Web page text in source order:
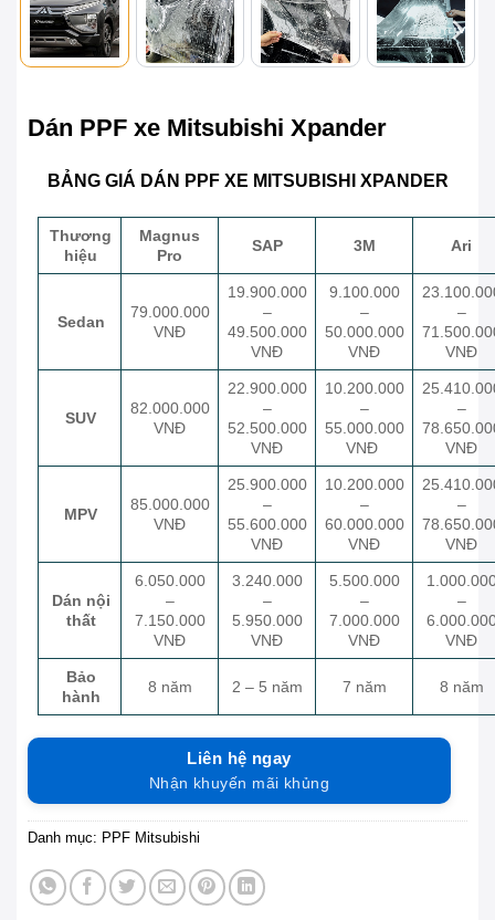
Dán PPF xe Mitsubishi Xpander
BẢNG GIÁ DÁN PPF XE MITSUBISHI XPANDER
Thương
hiệu
Magnus
Pro
SAP 3M Ari
Sedan
79.000.000
VNĐ
19.900.000
–
49.500.000
VNĐ
9.100.000
–
50.000.000
VNĐ
–
VNĐ
SUV
82.000.000
VNĐ
22.900.000
–
52.500.000
VNĐ
10.200.000
–
55.000.000
VNĐ
–
VNĐ
MPV
85.000.000
VNĐ
25.900.000
–
55.600.000
VNĐ
10.200.000
–
60.000.000
VNĐ
–
VNĐ
Dán nội
thất
6.050.000
–
7.150.000
VNĐ
3.240.000
–
5.950.000
VNĐ
5.500.000
–
7.000.000
VNĐ
–
VNĐ
Bảo
hành
8 năm 2 – 5 năm 7 năm 8 năm
Liên hệ ngay
Nhận khuyến mãi khủng
Danh mục: PPF Mitsubishi